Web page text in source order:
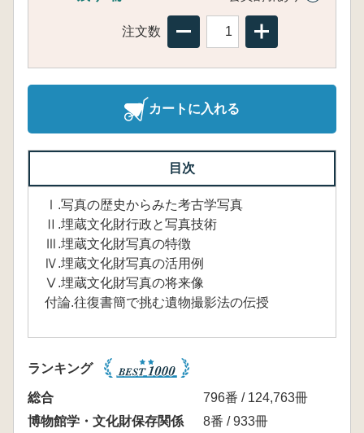
注文数
カートに入れる
目次
Ⅰ.写真の歴史からみた考古学写真
Ⅱ.埋蔵文化財行政と写真技術
Ⅲ.埋蔵文化財写真の特徴
Ⅳ.埋蔵文化財写真の活用例
Ⅴ.埋蔵文化財写真の将来像
付論.往復書簡で挑む遺物撮影法の伝授
ランキング
総合
796番 / 124,763冊
博物館学・文化財保存関係
8番 / 933冊